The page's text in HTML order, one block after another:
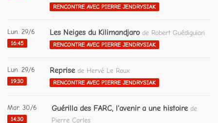
RENCONTRE AVEC PIERRE JENDRYSIAK
Lun. 29/6
16:45
Les Neiges du Kilimandjaro de Robert Guédiguian
RENCONTRE AVEC PIERRE JENDRYSIAK
Lun. 29/6
19:30
Reprise de Hervé Le Roux
RENCONTRE AVEC PIERRE JENDRYSIAK
Mar. 30/6
14:30
Guérilla des FARC, l'avenir a une histoire de
Pierre Carles